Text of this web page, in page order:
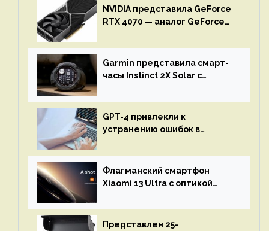
NVIDIA представила GeForce
RTX 4070 — аналог GeForce
Garmin представила смарт-
часы Instinct 2X Solar с
GPT-4 привлекли к
устранению ошибок в
остановится до полного
восстановления кода и
объяснит, что пошло не так
Флагманский смартфон
Xiaomi 13 Ultra с оптикой
представят 18 апреля
Представлен 25-